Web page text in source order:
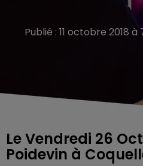
Publié : 11 octobre 2018
Le Vendredi 26
Poidevin à